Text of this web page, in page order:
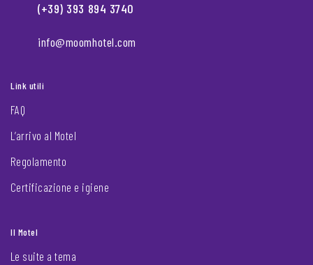
(+39) 393 894 3740
info@moomhotel.com
Link utili
FAQ
L’arrivo al Motel
Regolamento
Certificazione e igiene
Il Motel
Le suite a tema